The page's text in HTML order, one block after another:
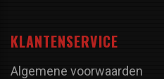
KLANTENSERVICE
Algemene voorwaarden